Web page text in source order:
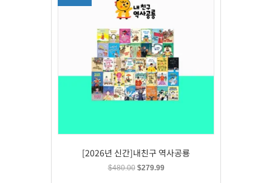
[2026년 신간]내친구 역사공룡
$480.00 Original
$279.99Current